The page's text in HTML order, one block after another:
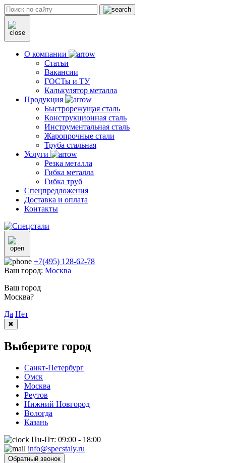
О компании
Статьи
Вакансии
ГОСТы и ТУ
Калькулятор металла
Продукция
Быстрорежущая сталь
Конструкционная сталь
Инструментальная сталь
Жаропрочные стали
Труба стальная
Услуги
Резка металла
Гибка металла
Гибка труб
Спецпредложения
Доставка и оплата
Контакты
+7(495) 128-62-78
Ваш город: Москва
Ваш город
Москва?
Да Нет
✖
Выберите город
Санкт-Петербург
Омск
Москва
Реутов
Нижний Новгород
Вологда
Казань
Пн-Пт: 09:00 - 18:00
info@specstaly.ru
Обратный звонок